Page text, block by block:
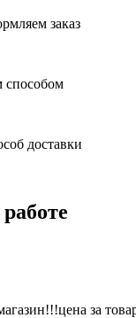
заказ
способом
доставки
за